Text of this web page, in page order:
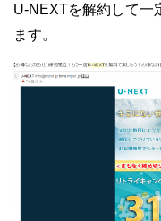
U-NEXTを解約して一
ます。